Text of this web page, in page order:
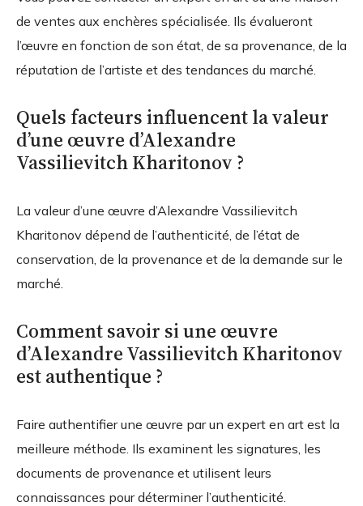
de ventes aux enchères spécialisée. Ils évalueront
l’œuvre en fonction de son état, de sa provenance, de la
réputation de l’artiste et des tendances du marché.
Quels facteurs influencent la valeur
d’une œuvre d’Alexandre
Vassilievitch Kharitonov ?
La valeur d’une œuvre d’Alexandre Vassilievitch
Kharitonov dépend de l’authenticité, de l’état de
conservation, de la provenance et de la demande sur le
marché.
Comment savoir si une œuvre
d’Alexandre Vassilievitch Kharitonov
est authentique ?
Faire authentifier une œuvre par un expert en art est la
meilleure méthode. Ils examinent les signatures, les
documents de provenance et utilisent leurs
connaissances pour déterminer l’authenticité.